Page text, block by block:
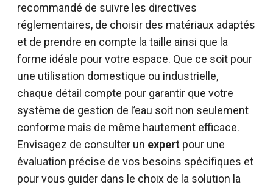
recommandé de suivre les directives
réglementaires, de choisir des matériaux adaptés
et de prendre en compte la taille ainsi que la
forme idéale pour votre espace. Que ce soit pour
une utilisation domestique ou industrielle,
chaque détail compte pour garantir que votre
système de gestion de l’eau soit non seulement
conforme mais de même hautement efficace.
Envisagez de consulter un expert pour une
évaluation précise de vos besoins spécifiques et
pour vous guider dans le choix de la solution la